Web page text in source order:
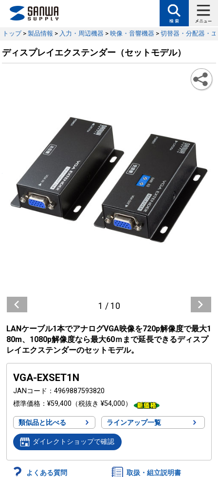
トップ> 製品情報 > 入力・周辺機器 > 映像・音響機器 > 切替器・分配器・
ディスプレイエクステンダー（セットモデル）
1 / 10
LANケーブル1本でアナログVGA映像を720p解像度で最大1
80m、1080p解像度なら最大60ｍまで延長できるディスプ
レイエクステンダーのセットモデル。
VGA-EXSET1N
JANコード
4969887593820
標準価格
¥59,400 （税抜き ¥54,000）
類似品と比べる ラインアップ一覧
ダイレクトショップで確認
よくある質問 取扱・組立説明書